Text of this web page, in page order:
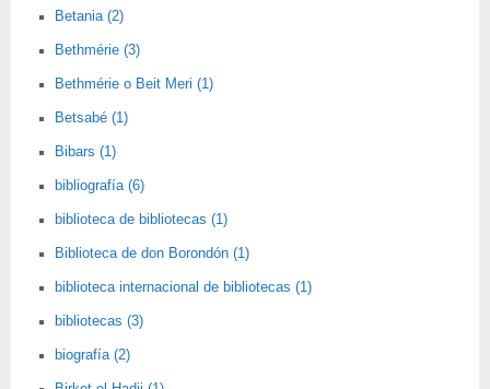
Betania (2)
Bethmérie (3)
Bethmérie o Beit Meri (1)
Betsabé (1)
Bibars (1)
bibliografía (6)
biblioteca de bibliotecas (1)
Biblioteca de don Borondón (1)
biblioteca internacional de bibliotecas (1)
bibliotecas (3)
biografía (2)